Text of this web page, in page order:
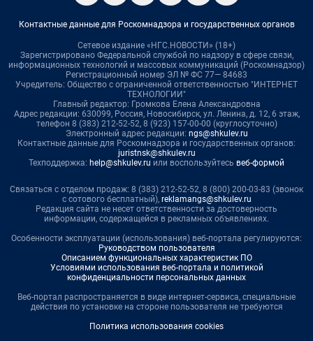
Контактные данные для Роскомнадзора и государственных органов
Сетевое издание «НГС.НОВОСТИ» (18+)
Зарегистрировано Федеральной службой по надзору в сфере связи,
информационных технологий и массовых коммуникаций (Роскомнадзор)
Регистрационный номер ЭЛ № ФС 77— 84683
Учредитель: Общество с ограниченной ответственностью "ИНТЕРНЕТ
ТЕХНОЛОГИИ"
Главный редактор: Громкова Елена Александровна
Адрес редакции: 630099, Россия, Новосибирск, ул. Ленина, д. 12, 6 этаж,
телефон 8 (383) 212-52-52, 8 (923) 157-00-00 (круглосуточно)
Электронный адрес редакции: ngs@shkulev.ru
Контактные данные для Роскомнадзора и государственных органов:
juristnsk@shkulev.ru
Техподдержка: help@shkulev.ru или воспользуйтесь веб-формой
Связаться с отделом продаж: 8 (383) 212-52-52, 8 (800) 200-03-83 (звонок
с сотового бесплатный), reklamangs@shkulev.ru
Редакция сайта не несет ответственности за достоверность
информации, содержащейся в рекламных объявлениях.
Особенности эксплуатации (использования) веб-портала регулируются:
Руководством пользователя
Описанием функциональных характеристик ПО
Условиями использования веб-портала и политикой
конфиденциальности персональных данных
Веб-портал распространяется в виде интернет-сервиса, специальные
действия по установке на стороне пользователя не требуются
Политика использования cookies